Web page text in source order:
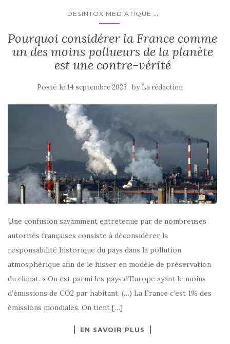
DÉSINTOX MÉDIATIQUE ...
Pourquoi considérer la France comme
un des moins pollueurs de la planète
est une contre-vérité
Posté le 14 septembre 2023 by La rédaction
Une confusion savamment entretenue par de nombreuses
autorités françaises consiste à déconsidérer la
responsabilité historique du pays dans la pollution
atmosphérique afin de le hisser en modèle de préservation
du climat. « On est parmi les pays d’Europe ayant le moins
d’émissions de CO2 par habitant. (…) La France c’est 1% des
émissions mondiales. On tient […]
EN SAVOIR PLUS